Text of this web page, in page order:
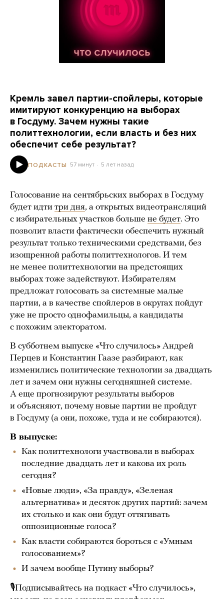
Кремль завел партии-спойлеры, которые
имитируют конкуренцию на выборах
в Госдуму. Зачем нужны такие
политтехнологии, если власть и без них
обеспечит себе результат?
ПОДКАСТЫ 57 минут 5 лет назад
Голосование на сентябрьских выборах в Госдуму
будет идти три дня, а открытых видеотрансляций
с избирательных участков больше не будет. Это
позволит власти фактически обеспечить нужный
результат только техническими средствами, без
изощренной работы политтехнологов. И тем
не менее политтехнологии на предстоящих
выборах тоже задействуют. Избирателям
предложат голосовать за системные малые
партии, а в качестве спойлеров в округах пойдут
уже не просто однофамильцы, а кандидаты
с похожим электоратом.
В субботнем выпуске «Что случилось» Андрей
Перцев и Константин Гаазе разбирают, как
изменились политические технологии за двадцать
лет и зачем они нужны сегодняшней системе.
А еще прогнозируют результаты выборов
и объясняют, почему новые партии не пройдут
в Госдуму (а они, похоже, туда и не собираются).
В выпуске:
Как политтехнологи участвовали в выборах
последние двадцать лет и какова их роль
сегодня?
«Новые люди», «За правду», «Зеленая
альтернатива» и десяток других партий: зачем
их столько и как они будут оттягивать
оппозиционные голоса?
Как власти собираются бороться с «Умным
голосованием»?
И зачем вообще Путину выборы?
🎙Подписывайтесь на подкаст «Что случилось»,